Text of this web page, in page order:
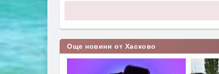
Още новини от Хасково